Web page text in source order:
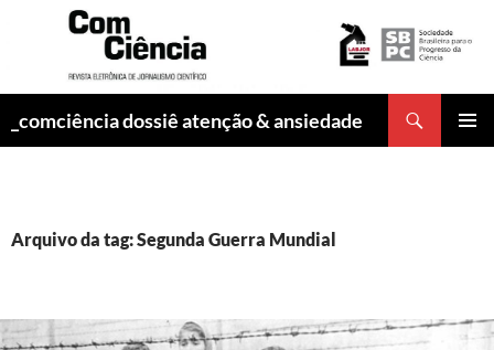
_comciência dossiê atenção & ansiedade
Arquivo da tag: Segunda Guerra Mundial